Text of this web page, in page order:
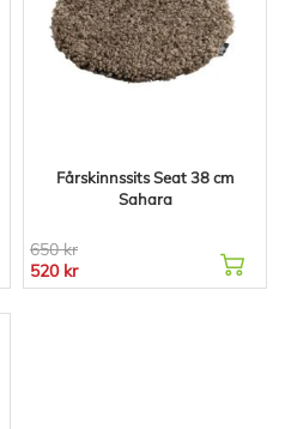
Fårskinnssits Seat 38 cm
Sahara
650 kr
520 kr